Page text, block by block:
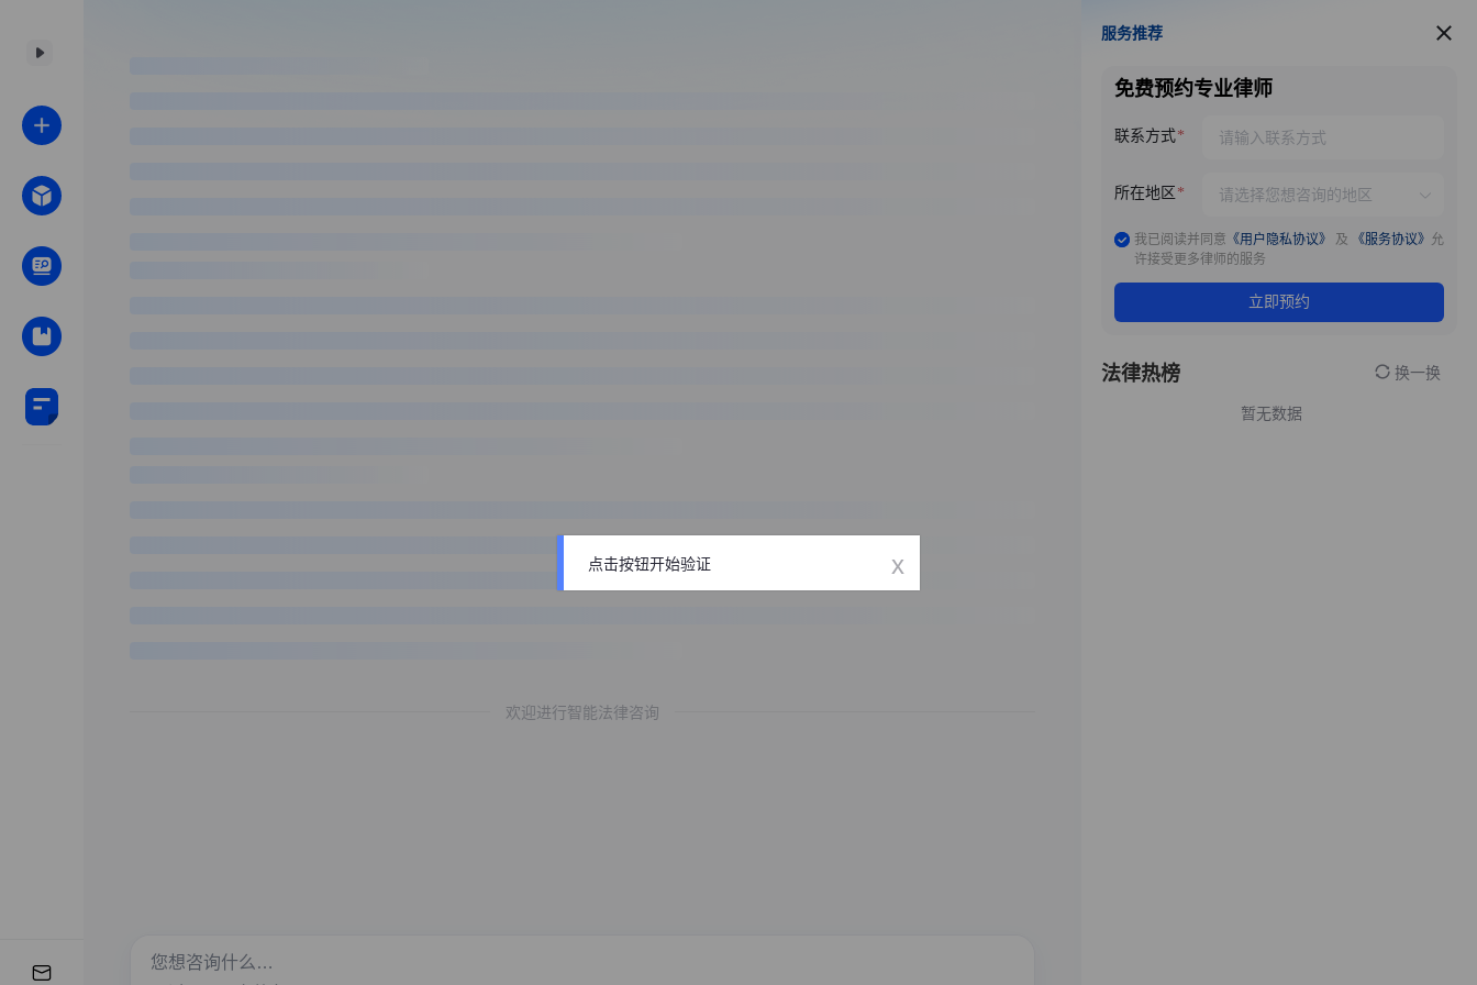
欢迎进行智能法律咨询
服务推荐
服务推荐
免费预约专业律师
联系方式
所在地区
我已阅读并同意 《用户隐私协议》 及 《服务协议》 允
许接受更多律师的服务
立即预约
法律热榜 换一换
暂无数据
点击按钮开始验证 x